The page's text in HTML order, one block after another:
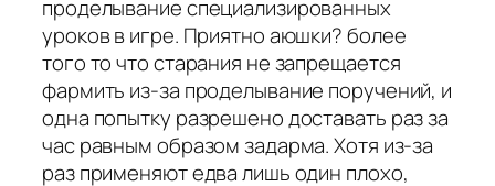
проделывание специализированных
уроков в игре. Приятно аюшки? более
того то что старания не запрещается
фармить из-за проделывание поручений, и
одна попытку разрешено доставать раз за
час равным образом задарма. Хотя из-за
раз применяют едва лишь один плохо,